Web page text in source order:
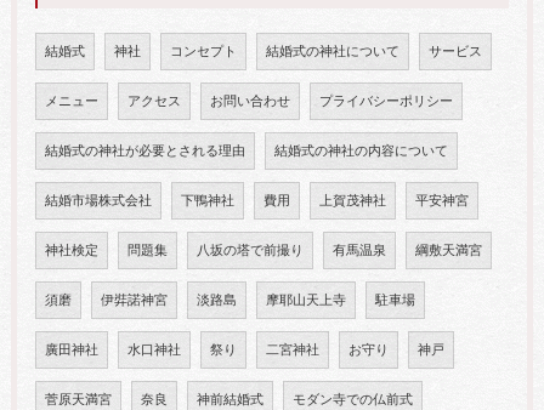
結婚式 神社 コンセプト 結婚式の神社について サービス
メニュー アクセス お問い合わせ プライバシーポリシー
結婚式の神社が必要とされる理由 結婚式の神社の内容について
結婚市場株式会社 下鴨神社 費用 上賀茂神社 平安神宮
神社検定 問題集 八坂の塔で前撮り 有馬温泉 綱敷天満宮
須磨 伊弉諾神宮 淡路島 摩耶山天上寺 駐車場
廣田神社 水口神社 祭り 二宮神社 お守り 神戸
菅原天満宮 奈良 神前結婚式 モダン寺での仏前式